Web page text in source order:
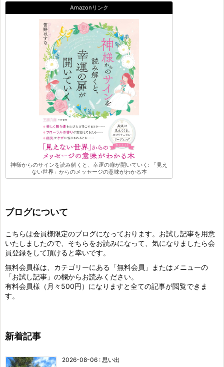
Amazonリンク
神様からのサインを読み解くと、幸運の扉が開いていく: 「見え
ない世界」からのメッセージの意味がわかる本
ブログについて
こちらは会員様限定のブログになっております。お試し記事を用意
いたしましたので、そちらをお読みになって、気になりましたら会
員登録をして頂けると幸いです。
無料会員様は、カテゴリーにある「無料会員」またはメニューの
「お試し記事」の欄からお読みください。
有料会員様（月々500円）になりますと全ての記事が閲覧できま
す。
新着記事
2026-08-06 : 思い出